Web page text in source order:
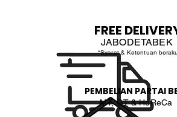
*Syarat & Ketentuan
JABODETABEK
FREE
PEMBELIAN PARTAI
MT, GT & HoReCa